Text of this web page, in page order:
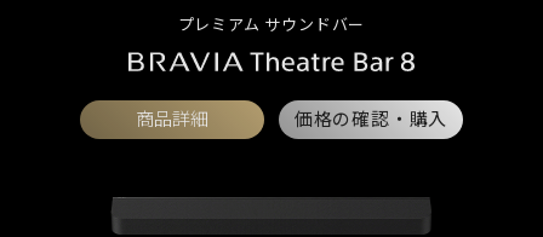
プレミアム サウンドバー
商品詳細 価格の確認・購入